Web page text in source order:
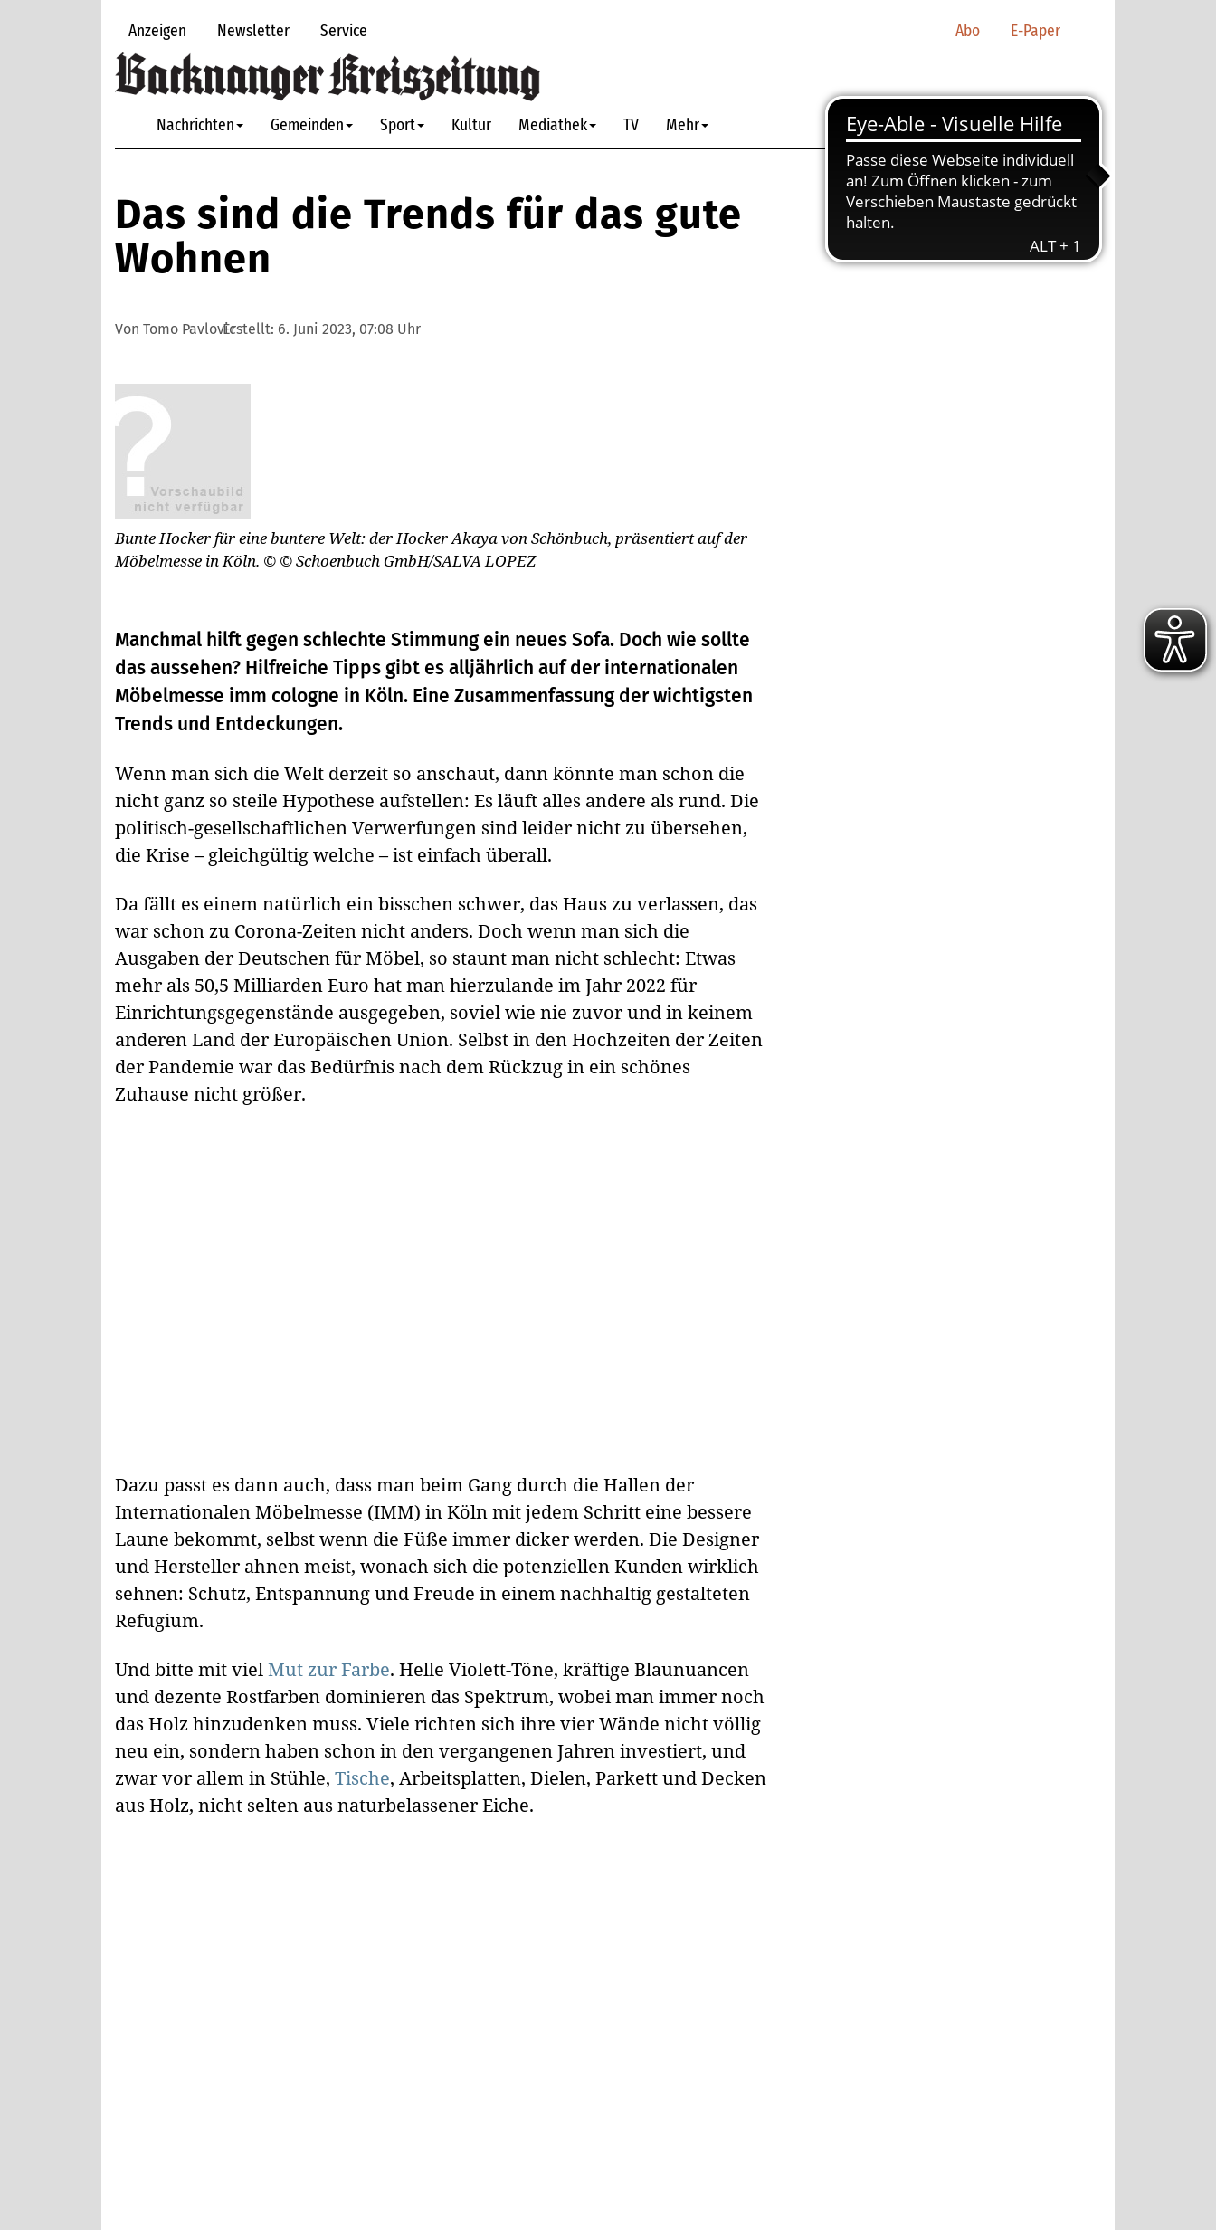
Anzeigen Newsletter Service Abo E-Paper
Nachrichten Gemeinden Sport Kultur Mediathek TV Mehr
Das sind die Trends für das gute
Wohnen
Von Tomo PavlovicErstellt: 6. Juni 2023, 07:08 Uhr
Bunte Hocker für eine buntere Welt: der Hocker Akaya von Schönbuch, präsentiert auf der
Möbelmesse in Köln. © © Schoenbuch GmbH/SALVA LOPEZ
Manchmal hilft gegen schlechte Stimmung ein neues Sofa. Doch wie sollte
das aussehen? Hilfreiche Tipps gibt es alljährlich auf der internationalen
Möbelmesse imm cologne in Köln. Eine Zusammenfassung der wichtigsten
Trends und Entdeckungen.
Wenn man sich die Welt derzeit so anschaut, dann könnte man schon die
nicht ganz so steile Hypothese aufstellen: Es läuft alles andere als rund. Die
politisch-gesellschaftlichen Verwerfungen sind leider nicht zu übersehen,
die Krise – gleichgültig welche – ist einfach überall.
Da fällt es einem natürlich ein bisschen schwer, das Haus zu verlassen, das
war schon zu Corona-Zeiten nicht anders. Doch wenn man sich die
Ausgaben der Deutschen für Möbel, so staunt man nicht schlecht: Etwas
mehr als 50,5 Milliarden Euro hat man hierzulande im Jahr 2022 für
Einrichtungsgegenstände ausgegeben, soviel wie nie zuvor und in keinem
anderen Land der Europäischen Union. Selbst in den Hochzeiten der Zeiten
der Pandemie war das Bedürfnis nach dem Rückzug in ein schönes
Zuhause nicht größer.
Dazu passt es dann auch, dass man beim Gang durch die Hallen der
Internationalen Möbelmesse (IMM) in Köln mit jedem Schritt eine bessere
Laune bekommt, selbst wenn die Füße immer dicker werden. Die Designer
und Hersteller ahnen meist, wonach sich die potenziellen Kunden wirklich
sehnen: Schutz, Entspannung und Freude in einem nachhaltig gestalteten
Refugium.
Und bitte mit vielMut zur Farbe. Helle Violett-Töne, kräftige Blaunuancen
und dezente Rostfarben dominieren das Spektrum, wobei man immer noch
das Holz hinzudenken muss. Viele richten sich ihre vier Wände nicht völlig
neu ein, sondern haben schon in den vergangenen Jahren investiert, und
zwar vor allem in Stühle, Tische, Arbeitsplatten, Dielen, Parkett und Decken
aus Holz, nicht selten aus naturbelassener Eiche.